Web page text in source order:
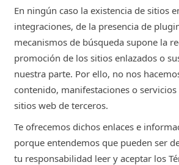
En ningún caso la existencia de sitios
integraciones, de la presencia de
mecanismos de búsqueda supone la
promoción de los sitios enlazados o
nuestra parte. Por ello, no nos
contenido, manifestaciones o
sitios web de terceros.
Te ofrecemos dichos enlaces e
porque entendemos que pueden ser
tu responsabilidad leer y aceptar los